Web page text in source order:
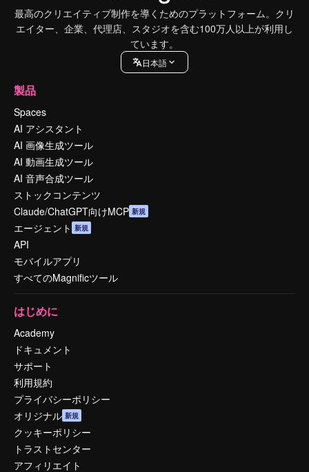
最高のクリエイティブ制作を導くためのプラットフォーム。クリ
エイター、企業、代理店、スタジオを含む100万人以上が利用し
ています。
日本語
製品
Spaces
AI アシスタント
AI 画像生成ツール
AI 動画生成ツール
AI 音声合成ツール
ストックコンテンツ
Claude/ChatGPT向けMCP 新規
エージェント 新規
API
モバイルアプリ
すべてのMagnificツール
はじめに
Academy
ドキュメント
サポート
利用規約
プライバシーポリシー
オリジナル 新規
クッキーポリシー
トラストセンター
アフィリエイト